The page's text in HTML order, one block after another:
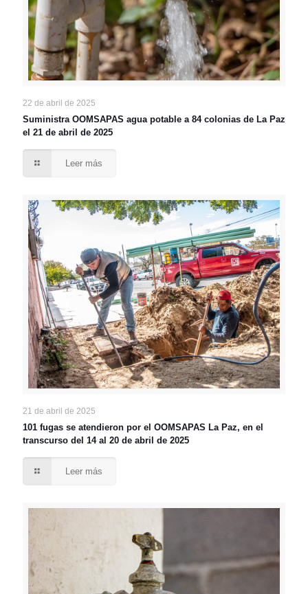
22 de abril de 2025
Suministra OOMSAPAS agua potable a 84 colonias de La Paz
el 21 de abril de 2025
Leer más
21 de abril de 2025
101 fugas se atendieron por el OOMSAPAS La Paz, en el
transcurso del 14 al 20 de abril de 2025
Leer más